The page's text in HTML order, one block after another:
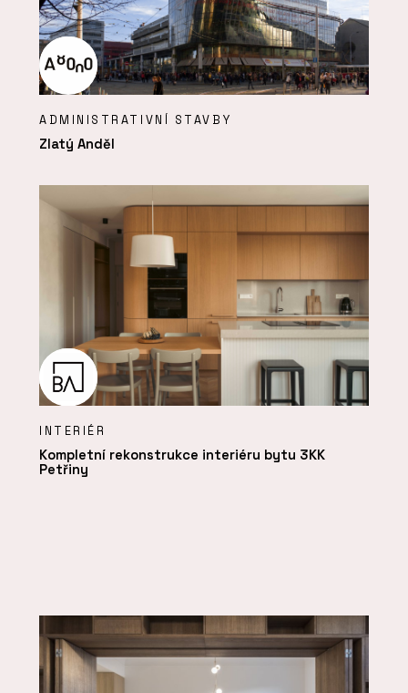
ADMINISTRATIVNÍ STAVBY
Zlatý Anděl
INTERIÉR
Kompletní rekonstrukce interiéru bytu 3KK
Petřiny